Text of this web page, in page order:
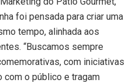
foi pensada para criar uma
tempo, alinhada aos
“Buscamos sempre
com iniciativas
com o público e tragam